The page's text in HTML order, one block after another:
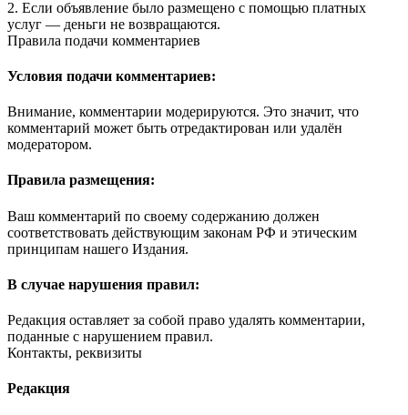
2. Если объявление было размещено с помощью платных
услуг — деньги не возвращаются.
Правила подачи комментариев
Условия подачи комментариев:
Внимание, комментарии модерируются. Это значит, что
комментарий может быть отредактирован или удалён
модератором.
Правила размещения:
Ваш комментарий по своему содержанию должен
соответствовать действующим законам РФ и этическим
принципам нашего Издания.
В случае нарушения правил:
Редакция оставляет за собой право удалять комментарии,
поданные с нарушением правил.
Контакты, реквизиты
Редакция